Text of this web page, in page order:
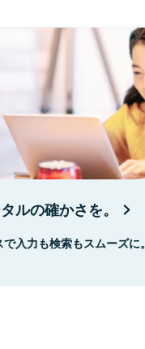
ルの確かさを。
入力も検索もスムーズに。